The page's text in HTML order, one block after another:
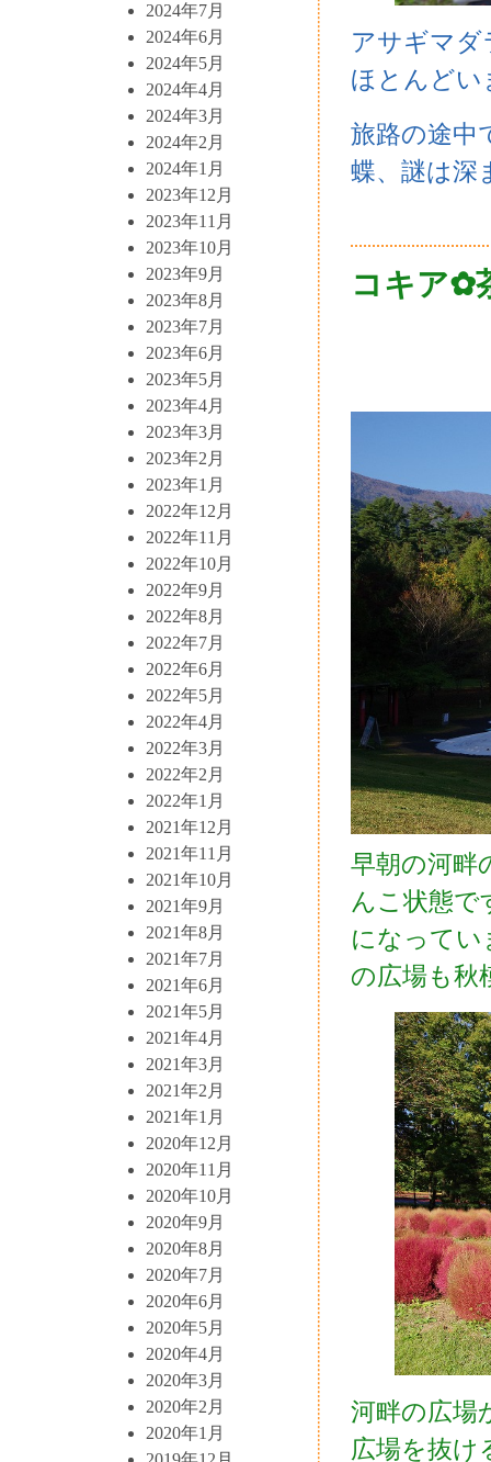
2024年7月
2024年6月
2024年5月
2024年4月
2024年3月
2024年2月
2024年1月
2023年12月
2023年11月
2023年10月
2023年9月
2023年8月
2023年7月
2023年6月
2023年5月
2023年4月
2023年3月
2023年2月
2023年1月
2022年12月
2022年11月
2022年10月
2022年9月
2022年8月
2022年7月
2022年6月
2022年5月
2022年4月
2022年3月
2022年2月
2022年1月
2021年12月
2021年11月
2021年10月
2021年9月
2021年8月
2021年7月
2021年6月
2021年5月
2021年4月
2021年3月
2021年2月
2021年1月
2020年12月
2020年11月
2020年10月
2020年9月
2020年8月
2020年7月
2020年6月
2020年5月
2020年4月
2020年3月
2020年2月
2020年1月
アサギマダ
ほとんどい
旅路の途中
蝶、謎は深
コキア✿
早朝の河畔
んこ状態で
になってい
の広場も秋
河畔の広場
広場を抜け